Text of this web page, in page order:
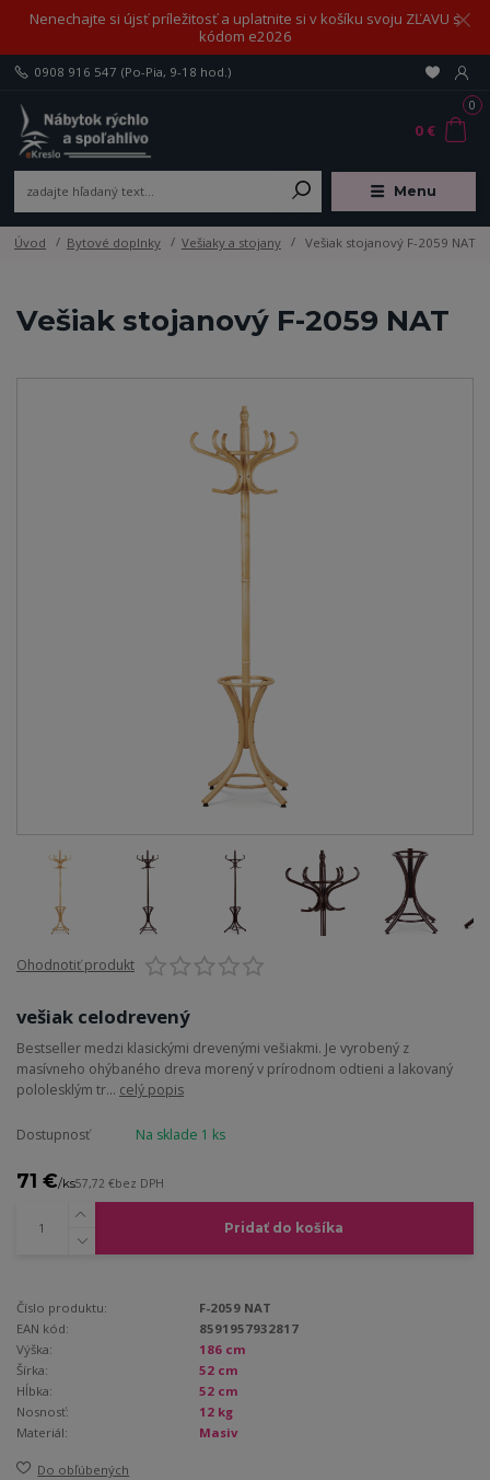
Nenechajte si újsť príležitosť a uplatnite si v košíku svoju ZĽAVU s
kódom e2026
Menu
0908 916 547 (Po-Pia, 9-18 hod.)
0
0 €
Úvod Bytové doplnky Vešiaky a stojany Vešiak stojanový F-2059 NAT
Vešiak stojanový F-2059 NAT
Ohodnotiť produkt
vešiak celodrevený
Bestseller medzi klasickými drevenými vešiakmi. Je vyrobený z
masívneho ohýbaného dreva morený v prírodnom odtieni a lakovaný
pololesklým tr... celý popis
Dostupnosť Na sklade 1 ks
71 €/ks57,72 €bez DPH
Pridať do košíka
Číslo produktu:
F-2059 NAT
EAN kód:
8591957932817
Výška:
186 cm
Šírka:
52 cm
Hĺbka:
52 cm
Nosnosť:
12 kg
Materiál:
Masiv
Do obľúbených